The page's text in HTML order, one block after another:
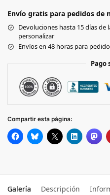
GREY MARL
FRENCH NAVY
Envío gratis para pedidos de
Devoluciones hasta 15 días
personalizar
Envíos en 48 horas para
Pago
Compartir esta página:
Galería Descripción